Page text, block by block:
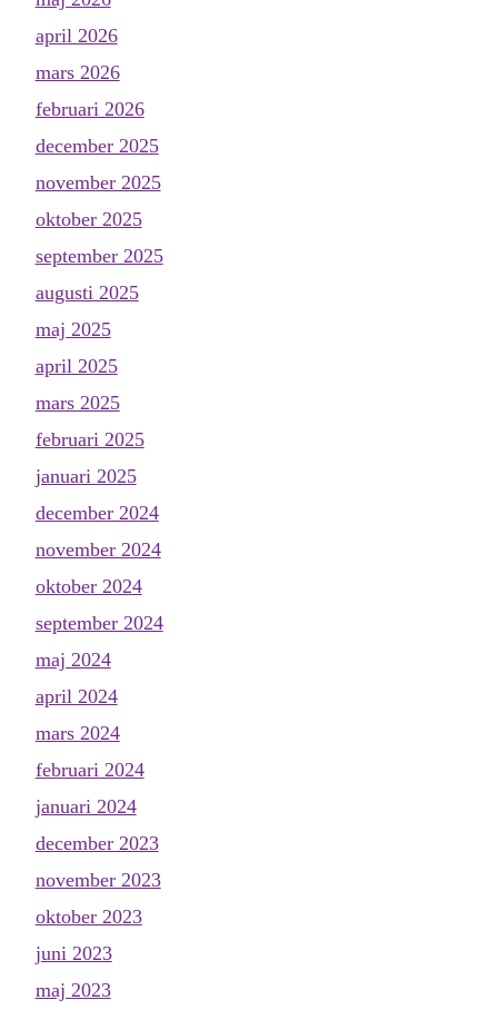
april 2026
mars 2026
februari 2026
december 2025
november 2025
oktober 2025
september 2025
augusti 2025
maj 2025
april 2025
mars 2025
februari 2025
januari 2025
december 2024
november 2024
oktober 2024
september 2024
maj 2024
april 2024
mars 2024
februari 2024
januari 2024
december 2023
november 2023
oktober 2023
juni 2023
maj 2023